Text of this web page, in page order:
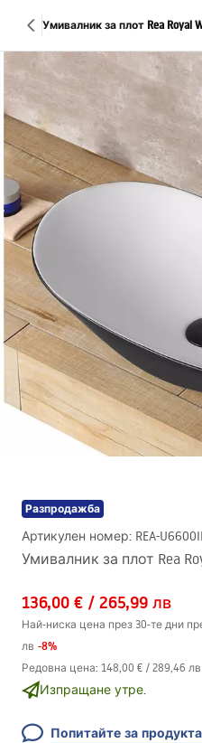
Умивалник за плот Rea Royal
Разпродажба
Артикулен номер: REA-U6600
Умивалник за плот Rea
136,00 € / 265,99 лв
Най-ниска цена през 30-те дни
лв -8%
Редовна цена: 148,00 € / 289,46 лв
Изпращане утре.
Попитайте за продукта